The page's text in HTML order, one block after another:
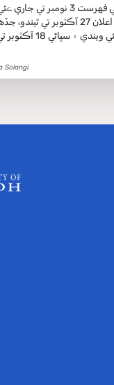
آڪٽوبر تائين نامزدگيون واپس وٺي سگهبيون. نوٽيفڪيشن موجب نامزد اميدوارن جي
جي ڇنڊڇاڻ 25 آڪٽوبر تي ڪئي ويندي.
Solangi